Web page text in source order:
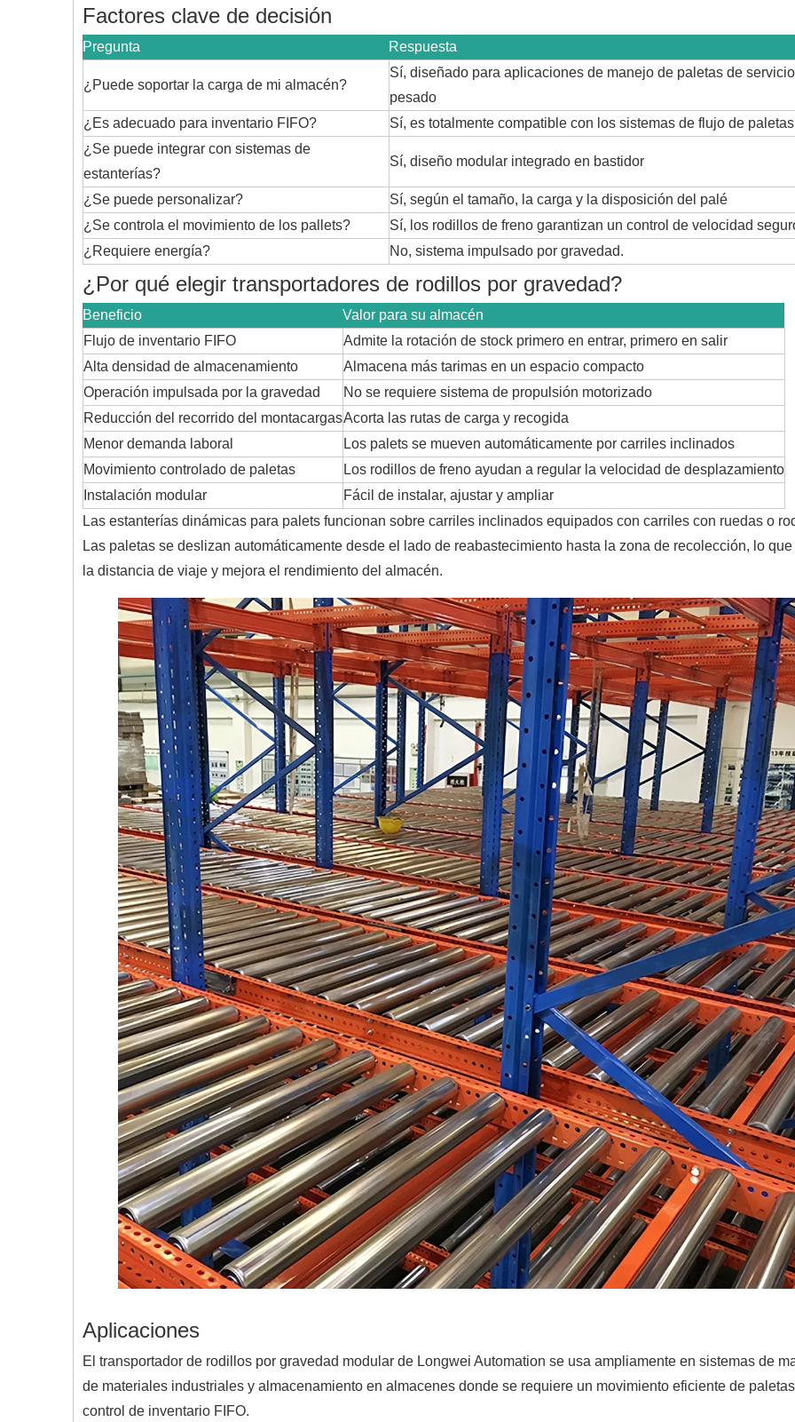
Factores clave de decisión
Pregunta Respuesta
¿Puede soportar la carga de mi almacén?
Sí, diseñado para aplicaciones de manejo de paletas de servicio
pesado
¿Es adecuado para inventario FIFO?
Sí, es totalmente compatible con los sistemas de flujo de
¿Se puede integrar con sistemas de
estanterías?
Sí, diseño modular integrado en bastidor
¿Se puede personalizar?
Sí, según el tamaño, la carga y la disposición del palé
¿Se controla el movimiento de los pallets?
Sí, los rodillos de freno garantizan un control de velocidad
¿Requiere energía?
No, sistema impulsado por gravedad.
¿Por qué elegir transportadores de rodillos por gravedad?
Beneficio
Valor para su almacén
Flujo de inventario FIFO
Admite la rotación de stock primero en entrar, primero en salir
Alta densidad de almacenamiento
Almacena más tarimas en un espacio compacto
Operación impulsada por la gravedad
No se requiere sistema de propulsión motorizado
Reducción del recorrido del montacargasAcorta las rutas de carga y recogida
Menor demanda laboral
Los palets se mueven automáticamente por carriles inclinados
Movimiento controlado de paletas
Los rodillos de freno ayudan a regular la velocidad de desplazamiento
Instalación modular
Fácil de instalar, ajustar y ampliar
Las estanterías dinámicas para palets funcionan sobre carriles inclinados equipados con carriles con ruedas o
Las paletas se deslizan automáticamente desde el lado de reabastecimiento hasta la zona de recolección, lo
la distancia de viaje y mejora el rendimiento del almacén.
Aplicaciones
El transportador de rodillos por gravedad modular de Longwei Automation se usa ampliamente en sistemas de
de materiales industriales y almacenamiento en almacenes donde se requiere un movimiento eficiente de
control de inventario FIFO.